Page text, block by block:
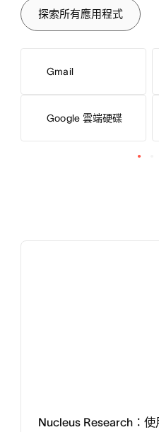
探索所有應用程式
Gmail
Google 雲端硬碟
Nucleus Research：